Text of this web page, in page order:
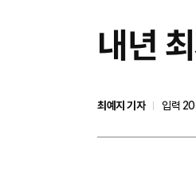
내년
최예지 기자
입력